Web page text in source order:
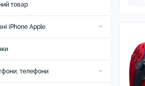
товар
iPhone Apple
Apple iPhone 16 Pro Max
телефони